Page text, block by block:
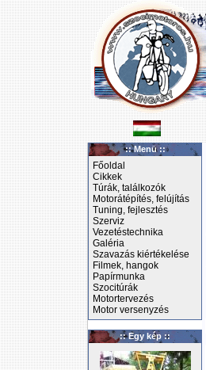
:: Menü ::
Főoldal
Cikkek
Túrák, találkozók
Motorátépítés, felújítás
Tuning, fejlesztés
Szerviz
Vezetéstechnika
Galéria
Szavazás kiértékelése
Filmek, hangok
Papírmunka
Szocitúrák
Motortervezés
Motor versenyzés
:: Egy kép ::